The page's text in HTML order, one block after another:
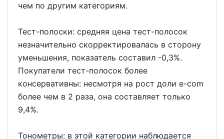
чем по другим категориям.
Тест-полоски: средняя цена тест-полосок
незначительно скорректировалась в сторону
уменьшения, показатель составил -0,3%.
Покупатели тест-полосок более
консервативны: несмотря на рост доли e-com
более чем в 2 раза, она составляет только
9,4%.
Тонометры: в этой категории наблюдается